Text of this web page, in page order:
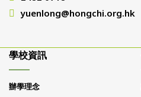
yuenlong@hongchi.org.hk
學校資訊
辦學理念